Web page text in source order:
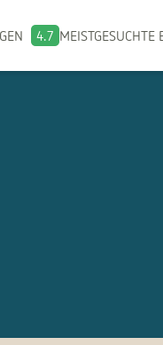
4.7 MEISTGESUCHTE